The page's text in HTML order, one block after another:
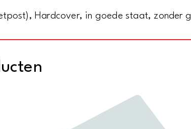
Internationale
Architektuur
aantal
Hardcover, in goede staat, zonder